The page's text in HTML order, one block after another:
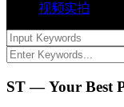
视频实拍
ST — Your Best